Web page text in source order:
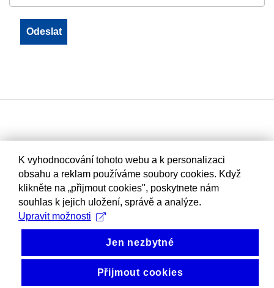
K vyhodnocování tohoto webu a k personalizaci
obsahu a reklam používáme soubory cookies. Když
klikněte na „přijmout cookies", poskytnete nám
souhlas k jejich uložení, správě a analýze.
Upravit možnosti
Jen nezbytné
Přijmout cookies